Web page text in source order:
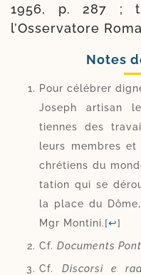
1956, p. 287 ;
l’Osservatore
Notes
Pour célé­brer
Joseph arti­san
tiennes des
leurs membres et
chré­tiens du
ta­tion qui se
la place du
Mgr Montini.[↩]
Cf. Documents
Cf.Discorsi e